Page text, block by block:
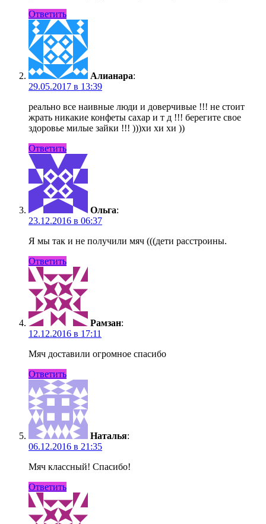
Ответить
Алианара:
29.05.2017 в 13:39
реально все наивные люди и доверчивые !!! не стоит
жрать никакие конфеты сахар и т д !!! берегите свое
здоровье милые зайки !!! )))хи хи хи ))
Ответить
Ольга:
23.12.2016 в 06:37
Я мы так и не получили мяч (((дети расстроины.
Ответить
Рамзан:
12.12.2016 в 17:11
Мяч доставили огромное спасибо
Ответить
Наталья:
06.12.2016 в 21:35
Мяч классный! Спасибо!
Ответить